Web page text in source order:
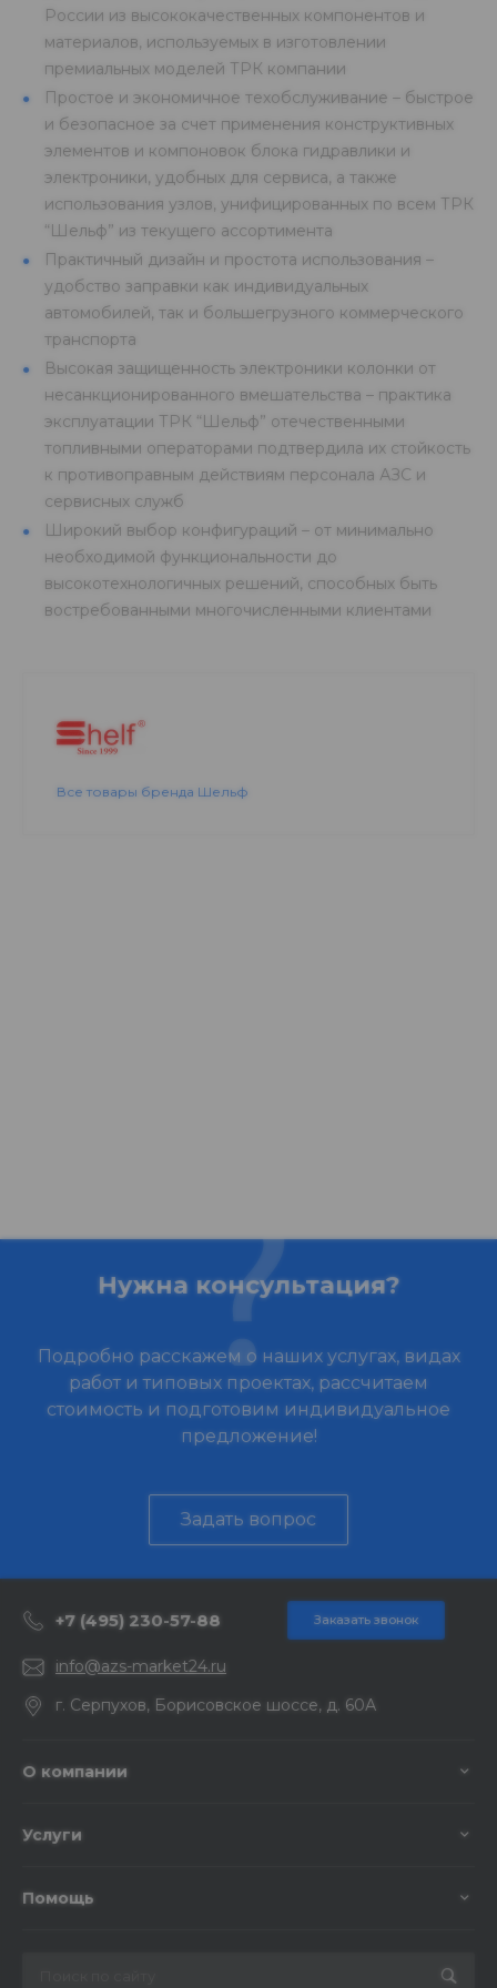
России из высококачественных компонентов и
материалов, используемых в изготовлении
премиальных моделей ТРК компании
Простое и экономичное техобслуживание – быстрое
и безопасное за счет применения конструктивных
элементов и компоновок блока гидравлики и
электроники, удобных для сервиса, а также
использования узлов, унифицированных по всем ТРК
“Шельф” из текущего ассортимента
Практичный дизайн и простота использования –
удобство заправки как индивидуальных
автомобилей, так и большегрузного коммерческого
транспорта
Высокая защищенность электроники колонки от
несанкционированного вмешательства – практика
эксплуатации ТРК “Шельф” отечественными
топливными операторами подтвердила их стойкость
к противоправным действиям персонала АЗС и
сервисных служб
Широкий выбор конфигураций – от минимально
необходимой функциональности до
высокотехнологичных решений, способных быть
востребованными многочисленными клиентами
Все товары бренда Шельф
Нужна консультация?
Подробно расскажем о наших услугах, видах
работ и типовых проектах, рассчитаем
стоимость и подготовим индивидуальное
предложение!
Задать вопрос
+7 (495) 230-57-88 Заказать звонок
info@azs-market24.ru
г. Серпухов, Борисовское шоссе, д. 60А
О компании
Услуги
Помощь